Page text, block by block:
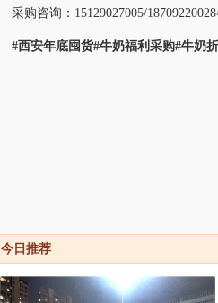
采购咨询：15129027005/
#西安年底囤货#牛奶福利采购#牛奶
今日推荐